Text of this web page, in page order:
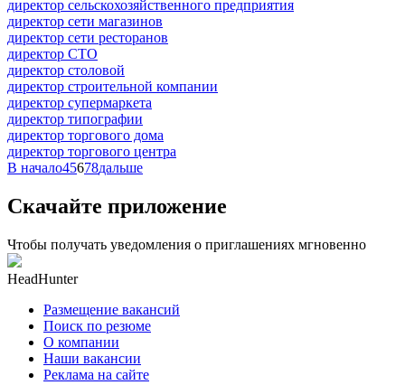
директор сельскохозяйственного предприятия
директор сети магазинов
директор сети ресторанов
директор СТО
директор столовой
директор строительной компании
директор супермаркета
директор типографии
директор торгового дома
директор торгового центра
В начало45678дальше
Скачайте приложение
Чтобы получать уведомления о приглашениях мгновенно
HeadHunter
Размещение вакансий
Поиск по резюме
О компании
Наши вакансии
Реклама на сайте